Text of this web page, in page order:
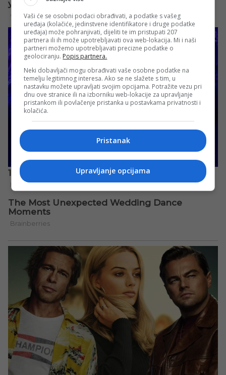
Vaši će se osobni podaci obrađivati, a podatke s vašeg
uređaja (kolačiće, jedinstvene identifikatore i druge podatke
uređaja) može pohranjivati, dijeliti te im pristupati 207
partnera ili ih može upotrebljavati ova web-lokacija. Mi i naši
partneri možemo upotrebljavati precizne podatke o
geolociranju. Popis partnera.
Neki dobavljači mogu obrađivati vaše osobne podatke na
temelju legitimnog interesa. Ako se ne slažete s tim, u
nastavku možete upravljati svojim opcijama. Potražite vezu pri
dnu ove stranice ili na izborniku web-lokacije za upravljanje
pristankom ili povlačenje pristanka u postavkama privatnosti i
kolačića.
Pristanak
Upravljanje opcijama